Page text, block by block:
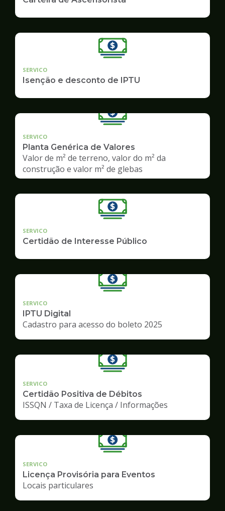
SERVICO
Isenção e desconto de IPTU
SERVICO
Planta Genérica de Valores
Valor de m² de terreno, valor do m² da
construção e valor m² de glebas
SERVICO
Certidão de Interesse Público
SERVICO
IPTU Digital
Cadastro para acesso do boleto 2025
SERVICO
Certidão Positiva de Débitos
ISSQN / Taxa de Licença / Informações
SERVICO
Licença Provisória para Eventos
Locais particulares